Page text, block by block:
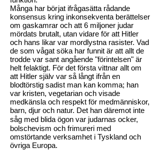
Många har börjat ifrågasätta rådande
konsensus kring inkonsekventa berättelser
om gaskamrar och att 6 miljoner judar
mördats brutalt, utan vidare för att Hitler
och hans likar var mordlystna rasister. Vad
de som vågat söka har funnit är att allt de
trodde var sant angående "förintelsen" är
helt felaktigt. För det första vittnar allt om
att Hitler själv var så långt ifrån en
blodtörstig sadist man kan komma; han
var kristen, vegetarian och visade
medkänsla och respekt för medmänniskor,
barn, djur och natur. Det han däremot inte
såg med blida ögon var judarnas ocker,
bolschevism och frimureri med
omstörtande verksamhet i Tyskland och
övriga Europa.